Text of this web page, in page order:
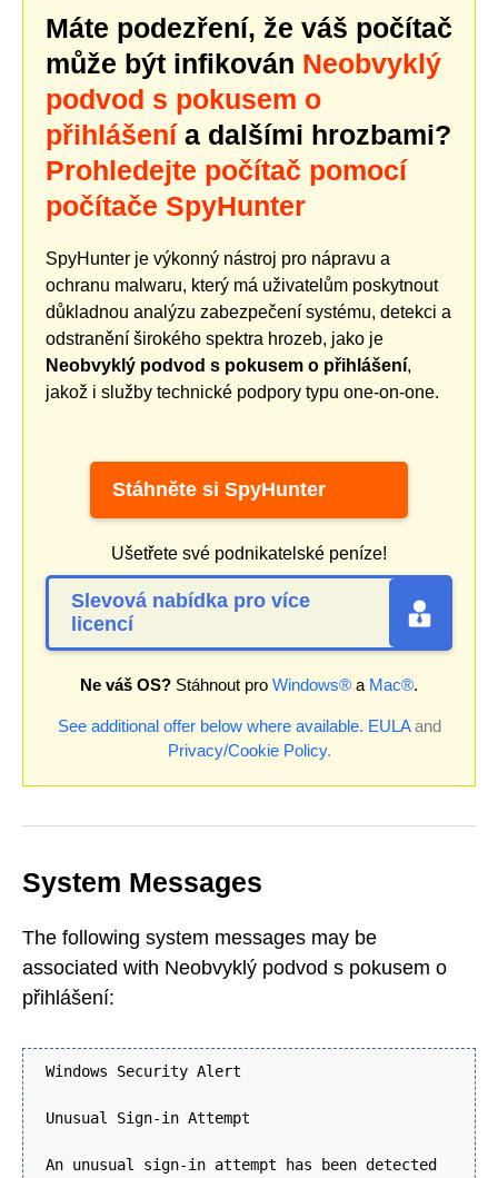
Máte podezření, že váš počítač
může být infikován Neobvyklý
podvod s pokusem o
přihlášenía dalšími hrozbami?
Prohledejte počítač pomocí
počítače SpyHunter
SpyHunter je výkonný nástroj pro nápravu a
ochranu malwaru, který má uživatelům poskytnout
důkladnou analýzu zabezpečení systému, detekci a
odstranění širokého spektra hrozeb, jako je
Neobvyklý podvod s pokusem o přihlášení,
jakož i služby technické podpory typu one-on-one.
Stáhněte si SpyHunter
Ušetřete své podnikatelské peníze!
Slevová nabídka pro více
licencí
Ne váš OS? Stáhnout pro Windows® a Mac®.
See additional offer below where available. EULAand
Privacy/Cookie Policy.
System Messages
The following system messages may be
associated with Neobvyklý podvod s pokusem o
přihlášení:
Windows Security Alert
Unusual Sign-in Attempt
An unusual sign-in attempt has been detected